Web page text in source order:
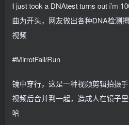
I just took a DNAtest turns out i’m
曲为开头，网友做出各种DNA检测
视频
#MirrotFall/Run
镜中穿行，这是一种视频剪辑拍摄
视频后合并到一起，造成人在镜子
哈